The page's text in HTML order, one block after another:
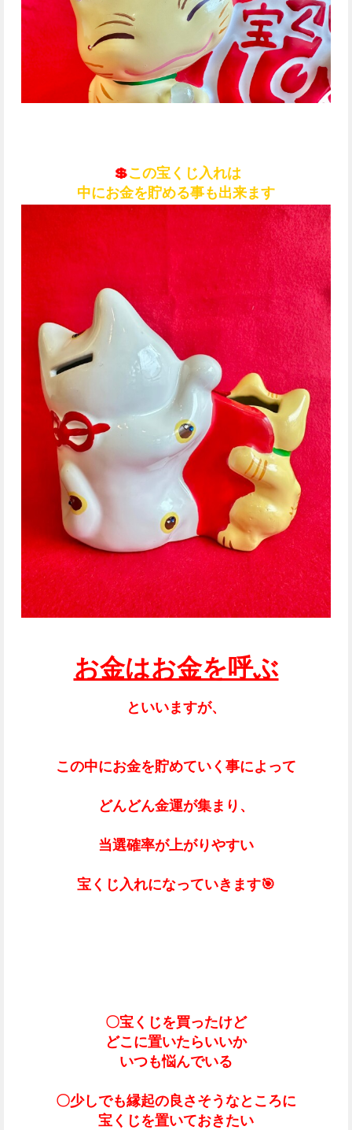
💲この宝くじ入れは
中にお金を貯める事も出来ます
お金はお金を呼ぶ
といいますが、
この中にお金を貯めていく事によって
どんどん金運が集まり、
当選確率が上がりやすい
宝くじ入れになっていきます🎯
〇宝くじを買ったけど
どこに置いたらいいか
いつも悩んでいる
〇少しでも縁起の良さそうなところに
宝くじを置いておきたい